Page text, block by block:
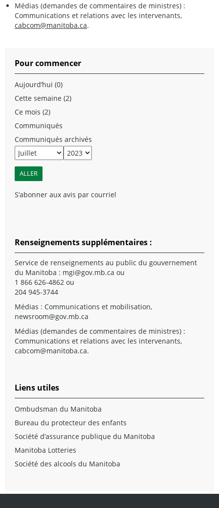
Médias (demandes de commentaires de ministres) :
Communications et relations avec les intervenants,
cabcom@manitoba.ca.
Pour commencer
Aujourd’hui (0)
Cette semaine (2)
Ce mois (2)
Communiqués
Communiqués archivés
S’abonner aux avis par courriel
Renseignements supplémentaires :
Service de renseignements au public du gouvernement
du Manitoba : mgi@gov.mb.ca ou
1 866 626-4862 ou
204 945-3744
Médias : Communications et mobilisation,
newsroom@gov.mb.ca
Médias (demandes de commentaires de ministres) :
Communications et relations avec les intervenants,
cabcom@manitoba.ca.
Liens utiles
Ombudsman du Manitoba
Bureau du protecteur des enfants
Société d’assurance publique du Manitoba
Manitoba Lotteries
Société des alcools du Manitoba